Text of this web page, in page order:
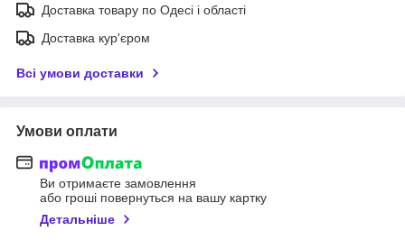
Доставка товару по Одесі і області
Доставка кур'єром
Всі умови доставки
Умови оплати
Ви отримаєте замовлення
або гроші повернуться на вашу картку
Детальніше